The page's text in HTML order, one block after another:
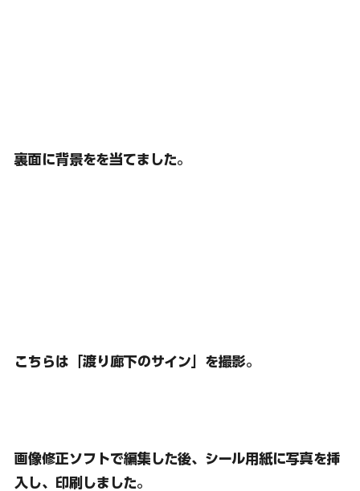
裏面に背景をを当てました。
こちらは「渡り廊下のサイン」を撮影。
画像修正ソフトで編集した後、 シール用紙に写真を挿
入し、印刷しました。